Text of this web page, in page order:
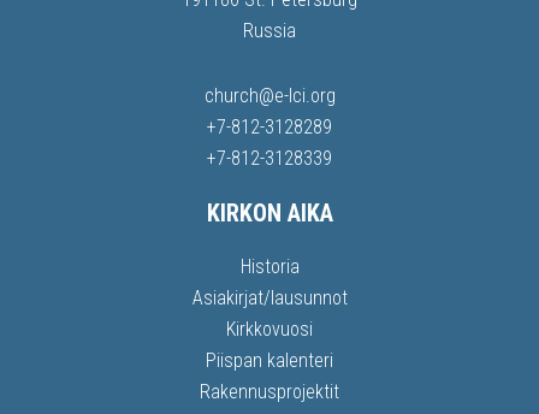
Russia
church@e-lci.org
+7-812-3128289
+7-812-3128339
KIRKON AIKA
Historia
Asiakirjat/lausunnot
Kirkkovuosi
Piispan kalenteri
Rakennusprojektit